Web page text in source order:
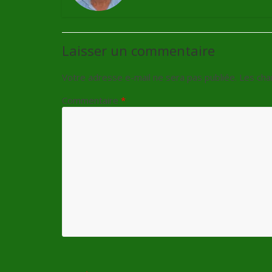
Laisser un commentaire
Votre adresse e-mail ne sera pas publiée. Les
Commentaire *